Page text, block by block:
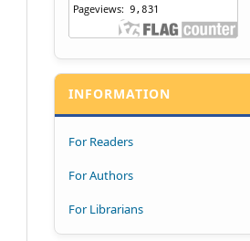
INFORMATION
For Readers
For Authors
For Librarians